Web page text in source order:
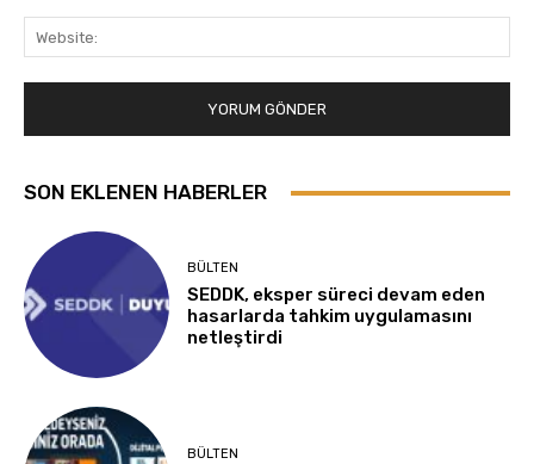
SON EKLENEN HABERLER
BÜLTEN
SEDDK, eksper süreci devam eden
hasarlarda tahkim uygulamasını
netleştirdi
BÜLTEN